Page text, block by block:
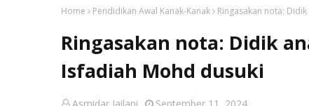
Home Pendidikan Awal Kanak-Kanak Ringasakan nota:
Ringasakan nota: Didik
Isfadiah Mohd dusuki